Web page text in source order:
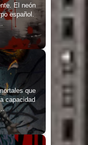
El neón
español.
que
capacidad